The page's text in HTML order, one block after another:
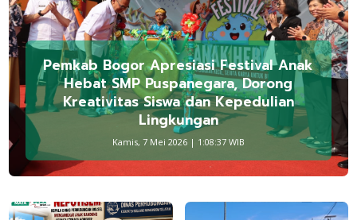
Pemkab Bogor Apresiasi Festival Anak
Hebat SMP Puspanegara, Dorong
Kreativitas Siswa dan Kepedulian
Lingkungan
Kamis, 7 Mei 2026 | 1:08:37 WIB